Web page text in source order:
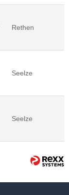
Rethen
Seelze
Seelze